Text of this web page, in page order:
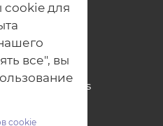
файлов Cookies
для
все", вы
cookie